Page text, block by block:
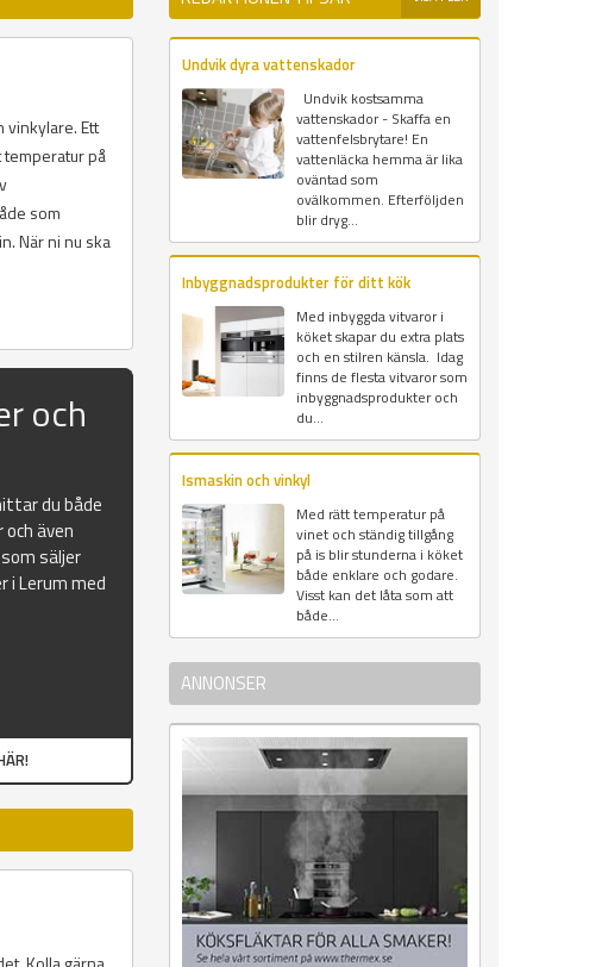
vinkylare. Ett
på
som
När ni nu ska
och
du både
även
säljer
i Lerum med
Undvik dyra vattenskador
Undvik kostsamma
vattenskador - Skaffa en
vattenfelsbrytare! En
vattenläcka hemma är lika
oväntad som
ovälkommen. Efterföljden
blir dryg...
Inbyggnadsprodukter för ditt kök
Med inbyggda vitvaror i
köket skapar du extra plats
och en stilren känsla. Idag
finns de flesta vitvaror som
inbyggnadsprodukter och
du...
Ismaskin och vinkyl
Med rätt temperatur på
vinet och ständig tillgång
på is blir stunderna i köket
både enklare och godare.
Visst kan det låta som att
både...
ANNONSER